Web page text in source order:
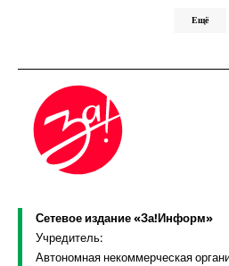
Ещё
Сетевое издание «За!Информ»
Учредитель:
Автономная некоммерческая